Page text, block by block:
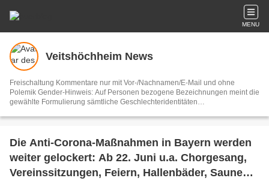
MENU
Veitshöchheim News
Freischaltung Kommentare nur mit Vor-/Nachnamen/E-Mail und ohne
Polemik Gender-Hinweis: Auf Personen bezogene Bezeichnungen meint die
gewählte Formulierung sämtliche Geschlechteridentitäten
GVO ist ausschließlich Sache der Overblog-Hosting-Plattform. Ihre E-Mail-
Die Anti-Corona-Maßnahmen in Bayern werden
weiter gelockert: Ab 22. Juni u.a. Chorgesang,
Vereinssitzungen, Feiern, Hallenbäder, Saunen